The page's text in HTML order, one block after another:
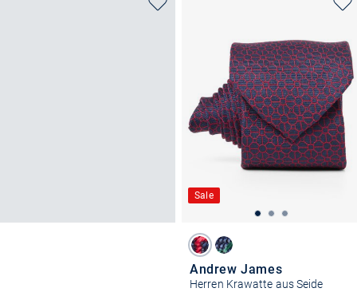
Sale
Andrew James
Herren Krawatte aus Seide